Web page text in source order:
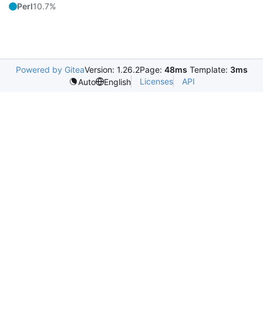
Perl10.7%
Powered by GiteaVersion: 1.26.2Page: 48ms Template: 3ms
Auto
English Licenses API